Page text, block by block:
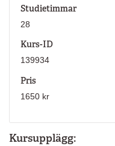
Kursupplägg:
Studietimmar
28
Kurs-ID
139934
Pris
1650 kr